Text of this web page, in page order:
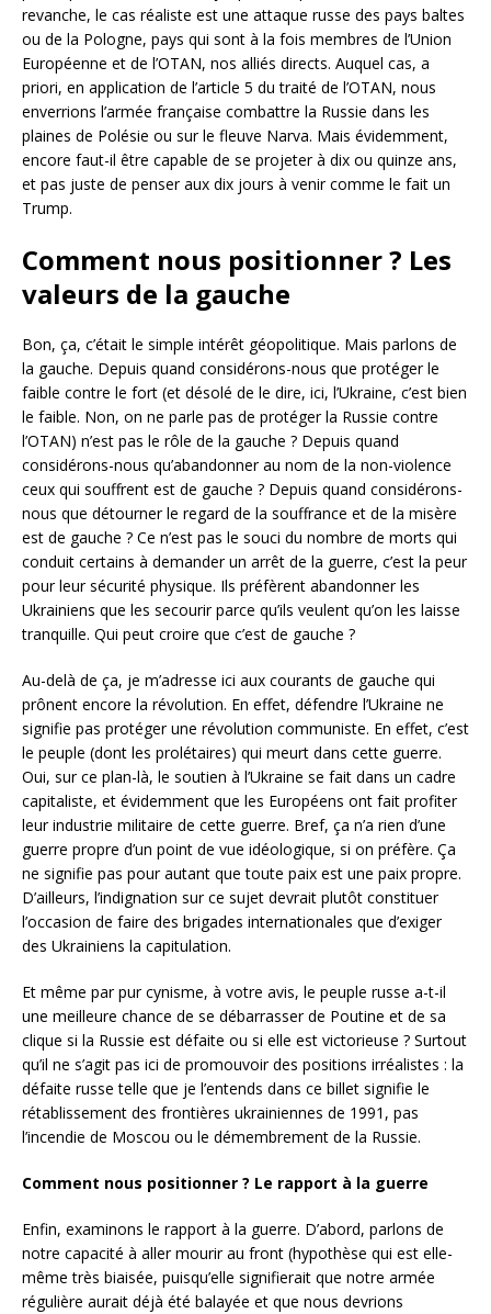
revanche, le cas réaliste est une attaque russe des pays baltes
ou de la Pologne, pays qui sont à la fois membres de l’Union
Européenne et de l’OTAN, nos alliés directs. Auquel cas, a
priori, en application de l’article 5 du traité de l’OTAN, nous
enverrions l’armée française combattre la Russie dans les
plaines de Polésie ou sur le fleuve Narva. Mais évidemment,
encore faut-il être capable de se projeter à dix ou quinze ans,
et pas juste de penser aux dix jours à venir comme le fait un
Trump.
Comment nous positionner ? Les
valeurs de la gauche
Bon, ça, c’était le simple intérêt géopolitique. Mais parlons de
la gauche. Depuis quand considérons-nous que protéger le
faible contre le fort (et désolé de le dire, ici, l’Ukraine, c’est bien
le faible. Non, on ne parle pas de protéger la Russie contre
l’OTAN) n’est pas le rôle de la gauche ? Depuis quand
considérons-nous qu’abandonner au nom de la non-violence
ceux qui souffrent est de gauche ? Depuis quand considérons-
nous que détourner le regard de la souffrance et de la misère
est de gauche ? Ce n’est pas le souci du nombre de morts qui
conduit certains à demander un arrêt de la guerre, c’est la peur
pour leur sécurité physique. Ils préfèrent abandonner les
Ukrainiens que les secourir parce qu’ils veulent qu’on les laisse
tranquille. Qui peut croire que c’est de gauche ?
Au-delà de ça, je m’adresse ici aux courants de gauche qui
prônent encore la révolution. En effet, défendre l’Ukraine ne
signifie pas protéger une révolution communiste. En effet, c’est
le peuple (dont les prolétaires) qui meurt dans cette guerre.
Oui, sur ce plan-là, le soutien à l’Ukraine se fait dans un cadre
capitaliste, et évidemment que les Européens ont fait profiter
leur industrie militaire de cette guerre. Bref, ça n’a rien d’une
guerre propre d’un point de vue idéologique, si on préfère. Ça
ne signifie pas pour autant que toute paix est une paix propre.
D’ailleurs, l’indignation sur ce sujet devrait plutôt constituer
l’occasion de faire des brigades internationales que d’exiger
des Ukrainiens la capitulation.
Et même par pur cynisme, à votre avis, le peuple russe a-t-il
une meilleure chance de se débarrasser de Poutine et de sa
clique si la Russie est défaite ou si elle est victorieuse ? Surtout
qu’il ne s’agit pas ici de promouvoir des positions irréalistes : la
défaite russe telle que je l’entends dans ce billet signifie le
rétablissement des frontières ukrainiennes de 1991, pas
l’incendie de Moscou ou le démembrement de la Russie.
Comment nous positionner ? Le rapport à la guerre
Enfin, examinons le rapport à la guerre. D’abord, parlons de
notre capacité à aller mourir au front (hypothèse qui est elle-
même très biaisée, puisqu’elle signifierait que notre armée
régulière aurait déjà été balayée et que nous devrions